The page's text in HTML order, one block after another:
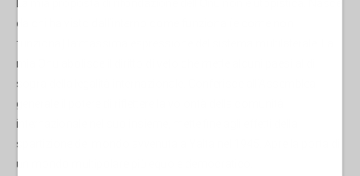
da chi ha visto dall’interno come funziona (e come non
funziona) la massima espressione del sistema multilaterale. La
mia Onu abolisce il diritto di veto che mette alcuni paesi al di
sopra della legalità internazionale. Conferisce all’Assemblea
generale il potere di riflettere la volontà della comunità
internazionale nel suo insieme, mette fine agli effetti della
spartizione del mondo avvenuta a Yalta nel 1945. Apre la porta di
un mondo multipolare più equo e democratico.